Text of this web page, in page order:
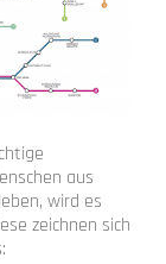
aus
wird es
zeichnen sich